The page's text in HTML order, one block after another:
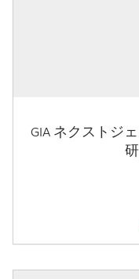
GIA ネクストジ